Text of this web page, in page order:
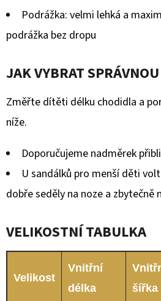
Podrážka: velmi lehká a
podrážka bez dropu
JAK VYBRAT
Změřte dítěti délku chodidla a
níže.
Doporučujeme nadměrek
U sandálků pro menší děti
dobře seděly na noze a zbytečně
VELIKOSTNÍ TABULKA
Velikost
Vnitřní
délka
šířka